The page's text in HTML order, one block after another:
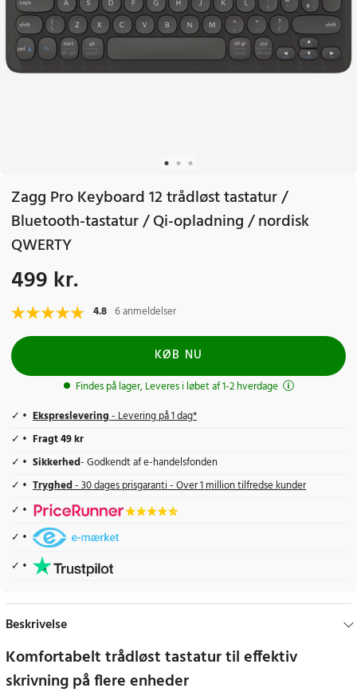
Zagg Pro Keyboard 12 trådløst tastatur /
Bluetooth-tastatur / Qi-opladning / nordisk
QWERTY
Pris:499 kr.
499 kr.
4.8 6 anmeldelser
KØB NU
Findes på lager, Leveres i løbet af 1-2 hverdage
Ekspreslevering- Levering på 1 dag*
Fragt 49 kr
Sikkerhed- Godkendt af e-handelsfonden
Tryghed- 30 dages prisgaranti - Over 1 million tilfredse kunder
Beskrivelse
Komfortabelt trådløst tastatur til effektiv
skrivning på flere enheder